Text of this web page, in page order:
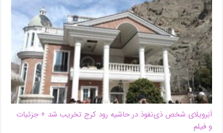
اَبَر‌ویلای شخص ذی‌نفوذ در حاشیه‌ رود کرج تخریب شد + جزئیات
و فیلم